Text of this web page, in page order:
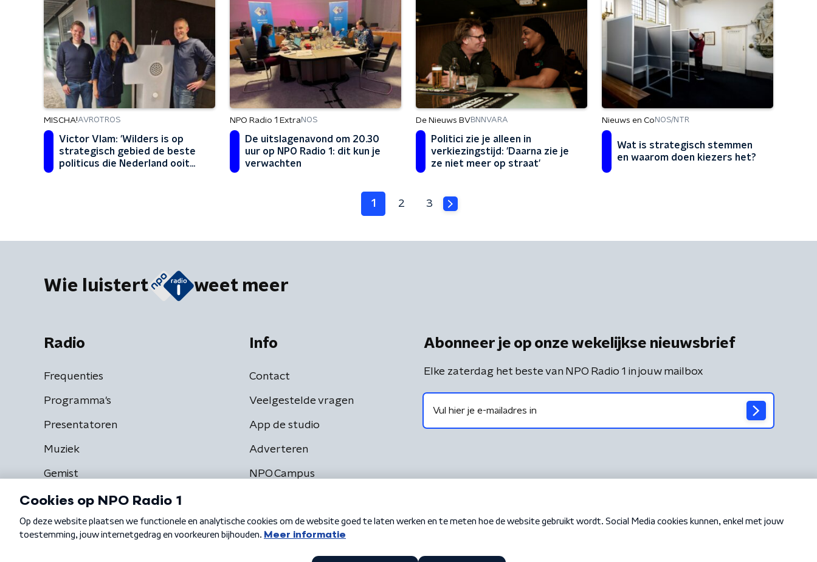
MISCHA!AVROTROS
Victor Vlam: 'Wilders is op
strategisch gebied de beste
politicus die Nederland ooit
NPO Radio 1 Extra NOS
De uitslagenavond om 20.30
uur op NPO Radio 1: dit kun je
verwachten
De Nieuws BVBNNVARA
Politici zie je alleen in
verkiezingstijd: 'Daarna zie je
ze niet meer op straat'
Nieuws en Co NOS/NTR
Wat is strategisch stemmen
en waarom doen kiezers het?
1 2 3
Wie luistert weet meer
Radio
Frequenties
Programma's
Presentatoren
Muziek
Gemist
Info
Contact
Veelgestelde vragen
App de studio
Adverteren
NPO Campus
Abonneer je op onze wekelijkse nieuwsbrief
Elke zaterdag het beste van NPO Radio 1 in jouw mailbox
Algemene voorwaarden Privacybeleid